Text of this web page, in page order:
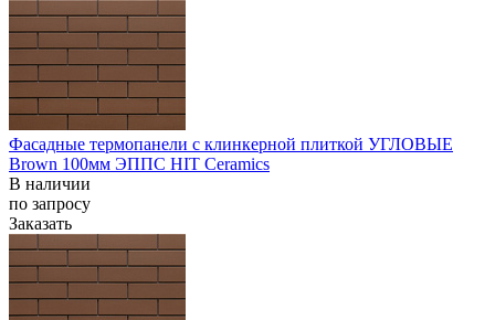
Фасадные термопанели с клинкерной плиткой УГЛОВЫЕ
Brown 100мм ЭППС HIT Ceramics
В наличии
по запросу
Заказать